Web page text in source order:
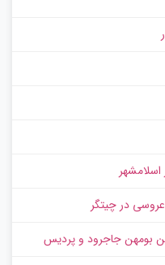
اسلامشهر
عروسی در چیتگر
بومهن جاجرود و پردیس